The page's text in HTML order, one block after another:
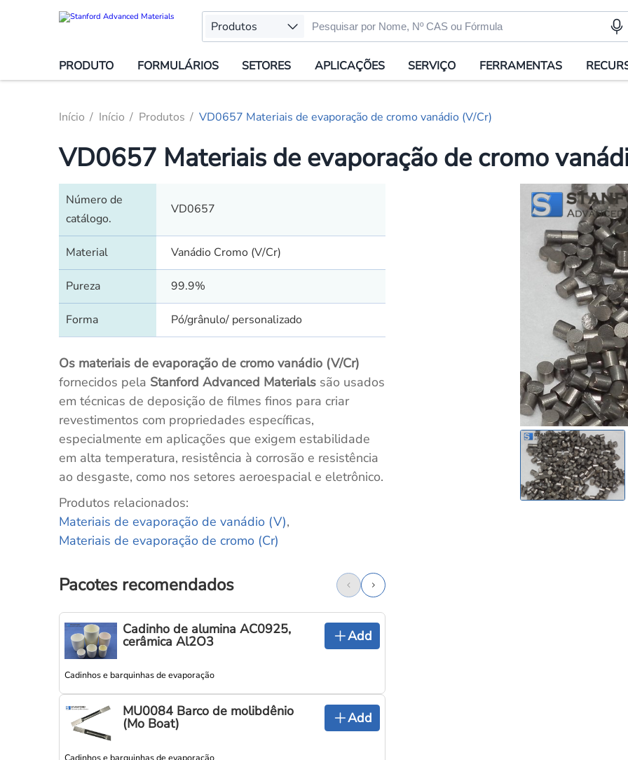
Produtos
PRODUTO FORMULÁRIOS SETORES APLICAÇÕES SERVIÇO FERRAMENTAS
Início Início Produtos VD0657 Materiais de evaporação de cromo vanádio (V/Cr)
VD0657 Materiais de evaporação de cromo
Número de
catálogo.
VD0657
Material Vanádio Cromo (V/Cr)
Pureza 99.9%
Forma Pó/grânulo/ personalizado
Os materiais de evaporação de cromo vanádio (V/Cr)
fornecidos pela Stanford Advanced Materials são usados
em técnicas de deposição de filmes finos para criar
revestimentos com propriedades específicas,
especialmente em aplicações que exigem estabilidade
em alta temperatura, resistência à corrosão e resistência
ao desgaste, como nos setores aeroespacial e eletrônico.
Produtos relacionados:
Materiais de evaporação de vanádio (V),
Materiais de evaporação de cromo (Cr)
Pacotes recomendados
Cadinho de alumina AC0925,
cerâmica Al2O3 Add
Cadinhos e barquinhas de evaporação
MU0084 Barco de molibdênio
(Mo Boat) Add
Cadinhos e barquinhas de evaporação